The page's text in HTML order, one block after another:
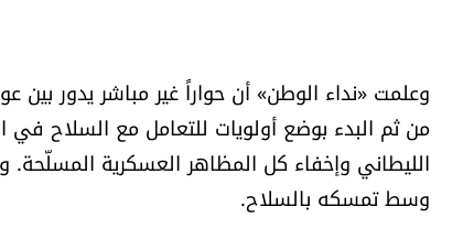
وعلمت «نداء الوطن» أن حواراً غير مباشر يدور بين
من ثم البدء بوضع أولويات للتعامل مع السلاح في
الليطاني وإخفاء كل المظاهر العسكرية المسلّحة.
وسط تمسكه بالسلاح.